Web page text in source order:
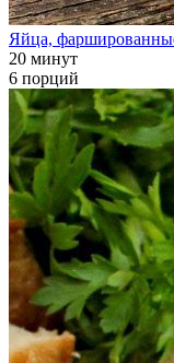
Яйца,
20 минут
6 порций